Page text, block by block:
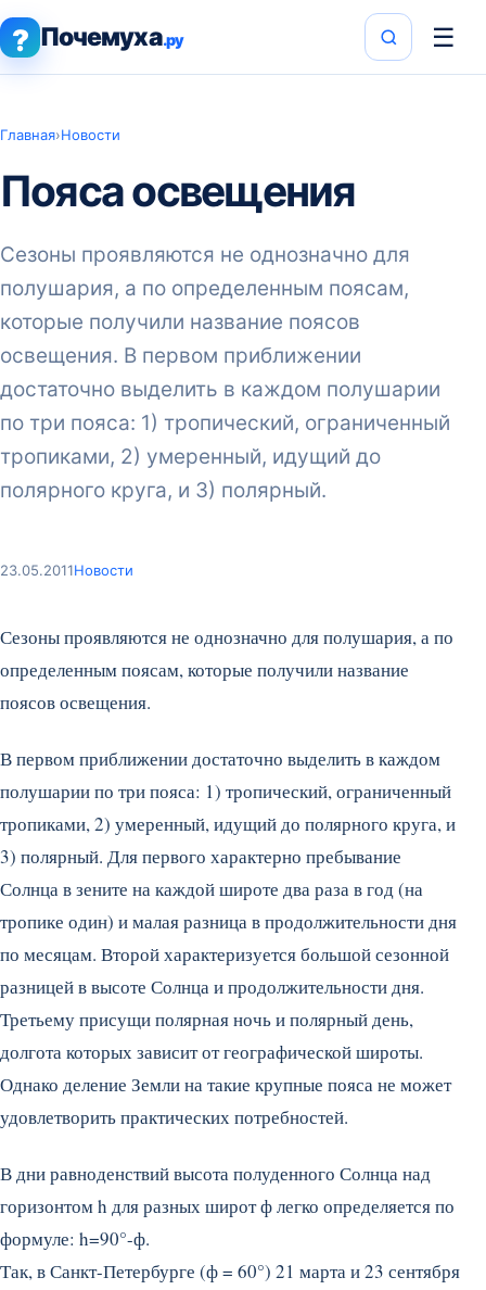
? Почемуха.ру ☰
Главная›Новости
Пояса освещения
Сезоны проявляются не однозначно для
полушария, а по определенным поясам,
которые получили название поясов
освещения. В первом приближении
достаточно выделить в каждом полушарии
по три пояса: 1) тропический, ограниченный
тропиками, 2) умеренный, идущий до
полярного круга, и 3) полярный.
23.05.2011Новости
Сезоны проявляются не однозначно для полушария, а по
определенным поясам, которые получили название
поясов освещения.
В первом приближении достаточно выделить в каждом
полушарии по три пояса: 1) тропический, ограниченный
тропиками, 2) умеренный, идущий до полярного круга, и
3) полярный. Для первого характерно пребывание
Солнца в зените на каждой широте два раза в год (на
тропике один) и малая разница в продолжительности дня
по месяцам. Второй характеризуется большой сезонной
разницей в высоте Солнца и продолжительности дня.
Третьему присущи полярная ночь и полярный день,
долгота которых зависит от географической широты.
Однако деление Земли на такие крупные пояса не может
удовлетворить практических потребностей.
В дни равноденствий высота полуденного Солнца над
горизонтом h для разных широт ф легко определяется по
формуле: h=90°-ф.
Так, в Санкт-Петербурге (ф = 60°) 21 марта и 23 сентября